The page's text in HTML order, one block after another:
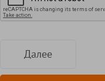
Далее